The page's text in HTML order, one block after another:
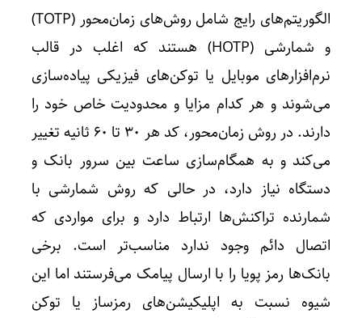
الگوریتم‌های رایج شامل روش‌های زمان‌محور (TOTP)
و شمارشی (HOTP) هستند که اغلب در قالب
نرم‌افزارهای موبایل یا توکن‌های فیزیکی پیاده‌سازی
می‌شوند و هر کدام مزایا و محدودیت خاص خود را
دارند. در روش زمان‌محور، کد هر ۳۰ تا ۶۰ ثانیه تغییر
می‌کند و به همگام‌سازی ساعت بین سرور بانک و
دستگاه نیاز دارد، در حالی که روش شمارشی با
شمارنده تراکنش‌ها ارتباط دارد و برای مواردی که
اتصال دائم وجود ندارد مناسب‌تر است. برخی
بانک‌ها رمز پویا را با ارسال پیامک می‌فرستند اما این
شیوه نسبت به اپلیکیشن‌های رمزساز یا توکن